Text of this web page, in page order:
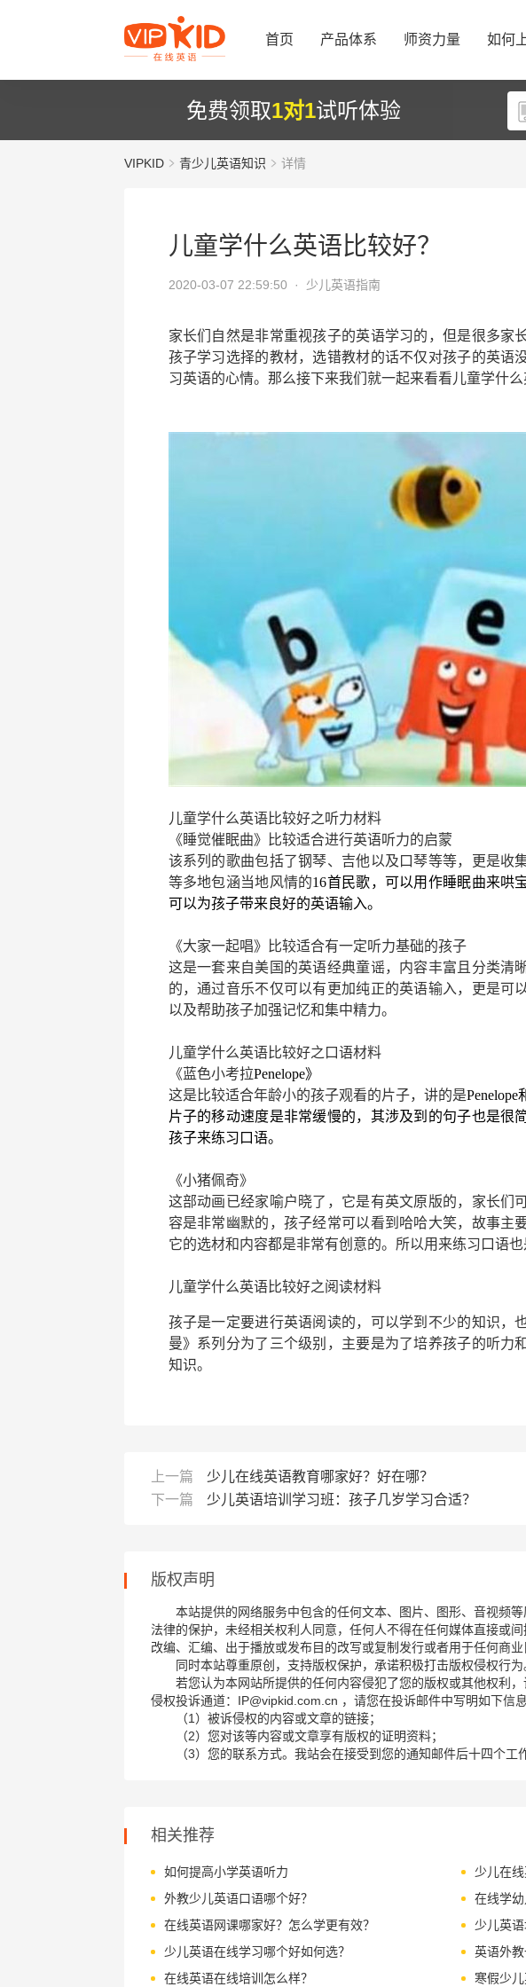
首页 产品体系 师资力量 如何
免费领取1对1试听体验
VIPKID 青少儿英语知识 详情
儿童学什么英语比较好？
2020-03-07 22:59:50 · 少儿英语指南
家长们自然是非常重视孩子的英语学习的，但是很多家
孩子学习选择的教材，选错教材的话不仅对孩子的英语
习英语的心情。那么接下来我们就一起来看看儿童学什么
儿童学什么英语比较好之听力材料
《睡觉催眠曲》比较适合进行英语听力的启蒙
该系列的歌曲包括了钢琴、吉他以及口琴等等，更是收
等多地包涵当地风情的16首民歌，可以用作睡眠曲来哄
可以为孩子带来良好的英语输入。
《大家一起唱》
比较适合有一定听力基础的孩子
这是一套来自美国的英语经典童谣，内容丰富且分类清
的，通过音乐不仅可以有更加纯正的英语输入，更是可
以及帮助孩子加强记忆和集中精力。
儿童学什么英语比较好之口语材料
《蓝色小考拉Penelope》
这是比较适合年龄小的孩子观看的片子，讲的是
片子的移动速度是非常缓慢的，其涉及到的句子也是很
孩子来练习口语。
《小猪佩奇》
这部动画已经家喻户晓了，它是有英文原版的，家长们
容是非常幽默的，孩子经常可以看到哈哈大笑，故事主
它的选材和内容都是非常有创意的。所以用来练习口语也
儿童学什么英语比较好之阅读材料
孩子是一定要进行英语阅读的，可以学到不少的知识，
曼》系列分为了三个级别，主要是为了培养孩子的听力
知识。
上一篇
少儿在线英语教育哪家好？好在哪？
下一篇
少儿英语培训学习班：孩子几岁学习合适？
版权声明
本站提供的网络服务中包含的任何文本、图片、图形、音视频
法律的保护，未经相关权利人同意，任何人不得在任何媒体直接或
改编、汇编、出于播放或发布目的改写或复制发行或者用于任何商业
同时本站尊重原创，支持版权保护，承诺积极打击版权侵权行为
若您认为本网站所提供的任何内容侵犯了您的版权或其他权利
侵权投诉通道：IP@vipkid.com.cn ，请您在投诉邮件中写明如下信息
（1）被诉侵权的内容或文章的链接；
（2）您对该等内容或文章享有版权的证明资料；
（3）您的联系方式。我站会在接受到您的通知邮件后十四个工
相关推荐
如何提高小学英语听力
少儿在
外教少儿英语口语哪个好？
在线学
在线英语网课哪家好？怎么学更有效？
少儿英
少儿英语在线学习哪个好如何选？
英语外
在线英语在线培训怎么样？
寒假少儿